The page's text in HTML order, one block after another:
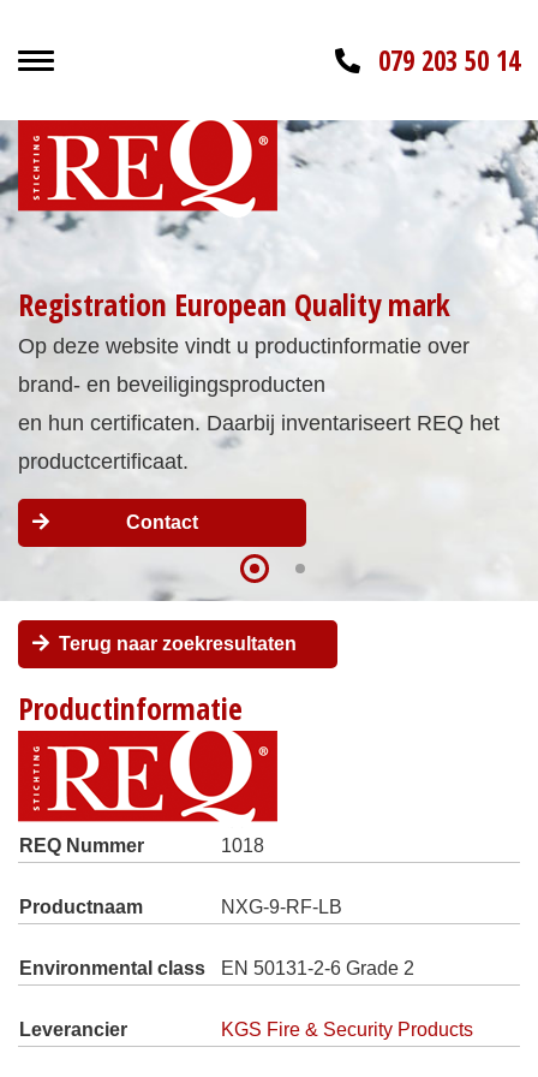
079 203 50 14
Registration European Quality mark
Op deze website vindt u productinformatie over
brand- en beveiligingsproducten
en hun certificaten. Daarbij inventariseert REQ het
productcertificaat.
Contact
Terug naar zoekresultaten
Productinformatie
REQ Nummer 1018
Productnaam NXG-9-RF-LB
Environmental class EN 50131-2-6 Grade 2
Leverancier KGS Fire & Security Products